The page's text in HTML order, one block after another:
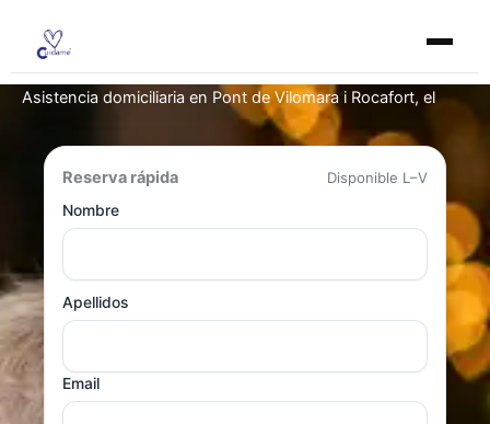
contenido
Asistencia domiciliaria en Pont de Vilomara i Rocafort, el
Reserva rápida
Disponible L–V
Nombre
Apellidos
Email